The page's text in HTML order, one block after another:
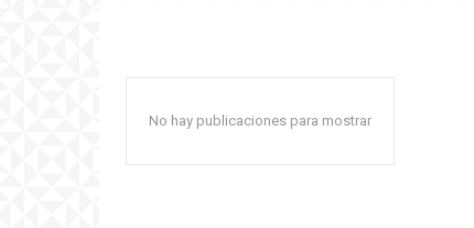
No hay publicaciones para mostrar